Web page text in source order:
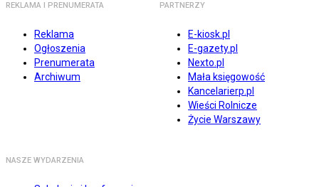
REKLAMA I PRENUMERATA
Reklama
Ogłoszenia
Prenumerata
Archiwum
PARTNERZY
E-kiosk.pl
E-gazety.pl
Nexto.pl
Mała księgowość
Kancelarierp.pl
Wieści Rolnicze
Życie Warszawy
NASZE WYDARZENIA